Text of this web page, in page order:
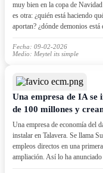
muy bien en la copa de
es otra: ¿quién está haciendo
aportan? ¿dónde demonios está
Fecha: 09-02-2026
Medio: Meytel its simple
Una empresa de IA se
de 100 millones y
Una empresa de economía del
instalar en Talavera. Se llama
empleos directos en una
ampliación. Así lo ha anunciado